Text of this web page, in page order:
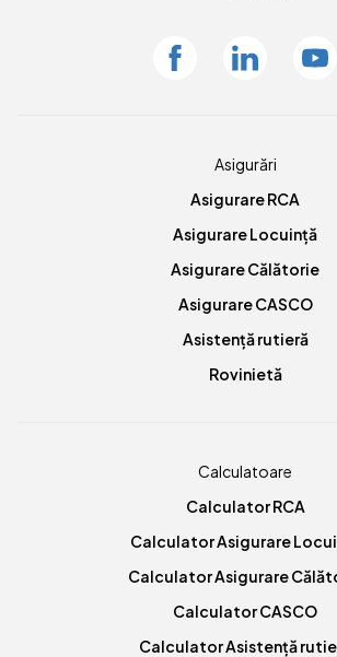
FacebookLinkedin
Asigurări
Asigurare RCA
Asigurare Locuință
Asigurare Călătorie
Asigurare CASCO
Asistență rutieră
Rovinietă
Calculatoare
Calculator RCA
Calculator Asigurare
Calculator Asigurare
Calculator CASCO
Calculator Asistență